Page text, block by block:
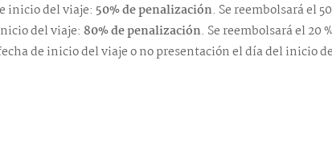
inicio del viaje: 50% de penalización. Se reembolsará el
del viaje: 80% de penalización. Se reembolsará el 20
de inicio del viaje o no presentación el día del inicio